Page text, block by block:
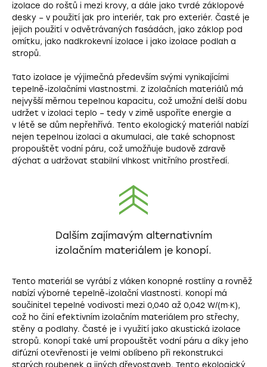
izolace do roštů i mezi krovy, a dále jako tvrdé záklopové
desky – v použití jak pro interiér, tak pro exteriér. Časté je
jejich použití v odvětrávaných fasádách, jako záklop pod
omítku, jako nadkrokevní izolace i jako izolace podlah a
stropů.
Tato izolace je výjimečná především svými vynikajícími
tepelně-izolačními vlastnostmi. Z izolačních materiálů má
nejvyšší měrnou tepelnou kapacitu, což umožní delší dobu
udržet v izolaci teplo – tedy v zimě uspoříte energie a
v létě se dům nepřehřívá. Tento ekologický materiál nabízí
nejen tepelnou izolaci a akumulaci, ale také schopnost
propouštět vodní páru, což umožňuje budově zdravě
dýchat a udržovat stabilní vlhkost vnitřního prostředí.
Dalším zajímavým alternativním
izolačním materiálem je konopí.
Tento materiál se vyrábí z vláken konopné rostliny a rovněž
nabízí výborné tepelně-izolační vlastnosti. Konopí má
součinitel tepelné vodivosti mezi 0,040 až 0,042 W/(m·K),
což ho činí efektivním izolačním materiálem pro střechy,
stěny a podlahy. Časté je i využití jako akustická izolace
stropů. Konopí také umí propouštět vodní páru a díky jeho
difúzní otevřenosti je velmi oblíbeno při rekonstrukci
starých roubenek a jiných dřevostaveb. Tento ekologický